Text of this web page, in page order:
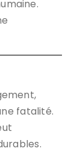
fatalité.